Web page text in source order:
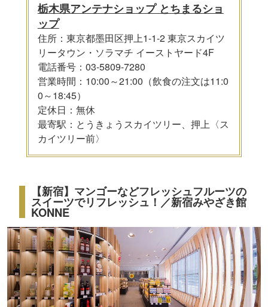
栃木県アンテナショップ とちまるショ
ップ
住所：東京都墨田区押上1-1-2 東京スカイツ
リータウン・ソラマチ イーストヤード4F
電話番号：03-5809-7280
営業時間：10:00～21:00（飲食の注文は11:0
0～18:45）
定休日：無休
最寄駅：とうきょうスカイツリー、押上〈ス
カイツリー前〉
【新宿】マンゴーなどフレッシュフルーツの
スイーツでリフレッシュ！／新宿みやざき館
KONNE